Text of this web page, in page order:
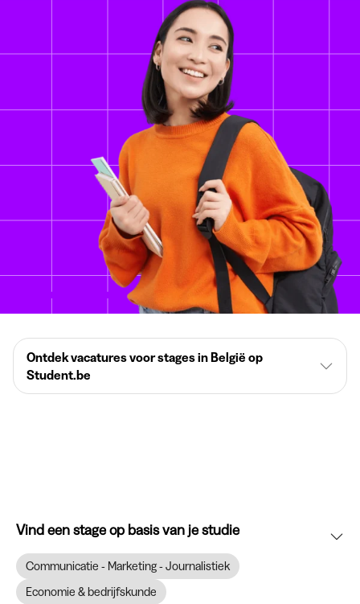
Ontdek vacatures voor stages in België op
Student.be
Vind een stage op basis van je studie
Communicatie - Marketing - Journalistiek
Economie & bedrijfskunde